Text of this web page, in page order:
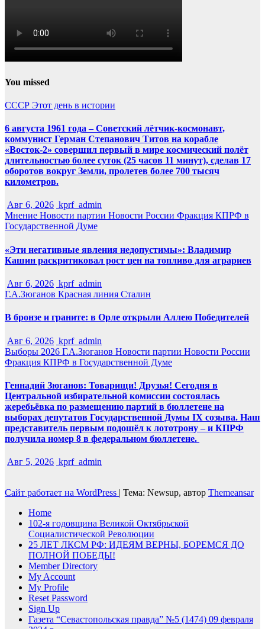
You missed
СССР Этот день в истории
6 августа 1961 года – Советский лётчик-космонавт,
коммунист Герман Степанович Титов на корабле
«Восток-2» совершил первый в мире космический полёт
длительностью более суток (25 часов 11 минут), сделав 17
оборотов вокруг Земли, пролетев более 700 тысяч
километров.
Авг 6, 2026 kprf_admin
Мнение Новости партии Новости России Фракция КПРФ в
Государственной Думе
«Эти негативные явления недопустимы»: Владимир
Кашин раскритиковал рост цен на топливо для аграриев
Авг 6, 2026 kprf_admin
Г.А.Зюганов Красная линия Сталин
В бронзе и граните: в Орле открыли Аллею Победителей
Авг 6, 2026 kprf_admin
Выборы 2026 Г.А.Зюганов Новости партии Новости России
Фракция КПРФ в Государственной Думе
Геннадий Зюганов: Товарищи! Друзья! Сегодня в
Центральной избирательной комиссии состоялась
жеребьёвка по размещению партий в бюллетене на
выборах депутатов Государственной Думы IX созыва. Наш
представитель первым подошёл к лототрону – и КПРФ
получила номер 8 в федеральном бюллетене.
Авг 5, 2026 kprf_admin
Сайт работает на WordPress | Тема: Newsup, автор Themeansar
Home
102-я годовщина Великой Октябрьской
Социалистической Революции
25 ЛЕТ ЛКСМ РФ: ИДЕЯМ ВЕРНЫ, БОРЕМСЯ ДО
ПОЛНОЙ ПОБЕДЫ!
Member Directory
My Account
My Profile
Reset Password
Sign Up
Газета “Севастопольская правда” №5 (1474) 09 февраля